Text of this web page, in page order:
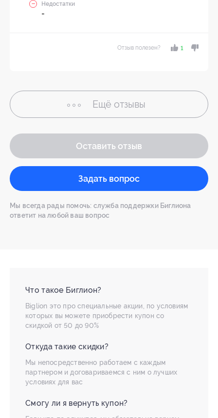
Недостатки
-
Отзыв полезен? 1
Ещё отзывы
Оставить отзыв
Задать вопрос
Мы всегда рады помочь: служба поддержки Биглиона
ответит на любой ваш вопрос
Что такое Биглион?
Biglion это про специальные акции, по условиям
которых вы можете приобрести купон со
скидкой от 50 до 90%
Откуда такие скидки?
Мы непосредственно работаем с каждым
партнером и договариваемся с ним о лучших
условиях для вас
Смогу ли я вернуть купон?